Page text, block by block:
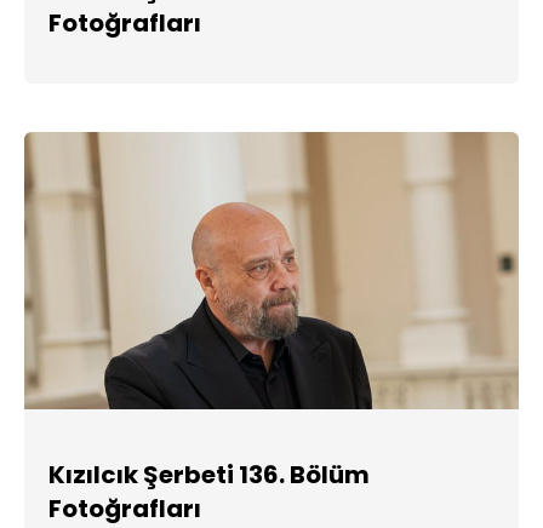
Fotoğrafları
Kızılcık Şerbeti 136. Bölüm
Fotoğrafları